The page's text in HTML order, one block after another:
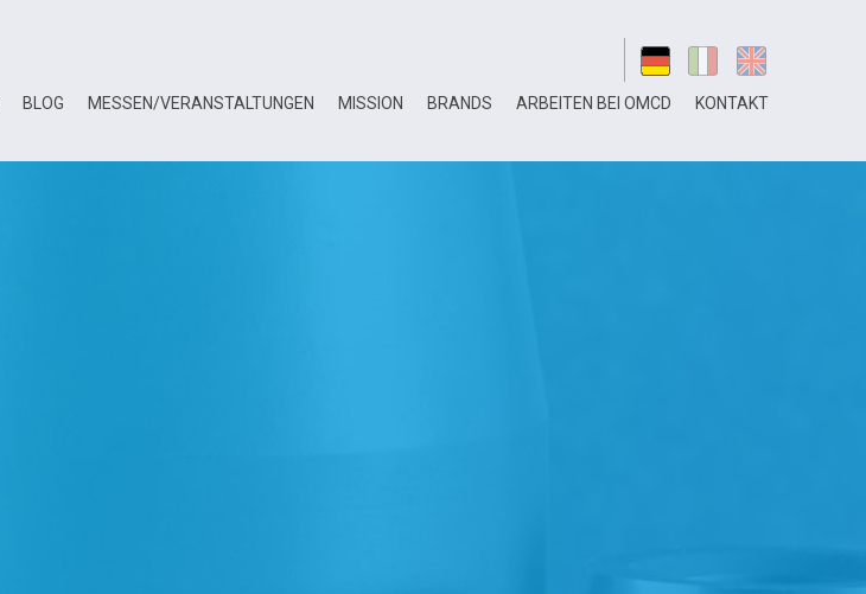
BLOG MESSEN/VERANSTALTUNGEN MISSION BRANDS ARBEITEN BEI OMCD KONTAKT